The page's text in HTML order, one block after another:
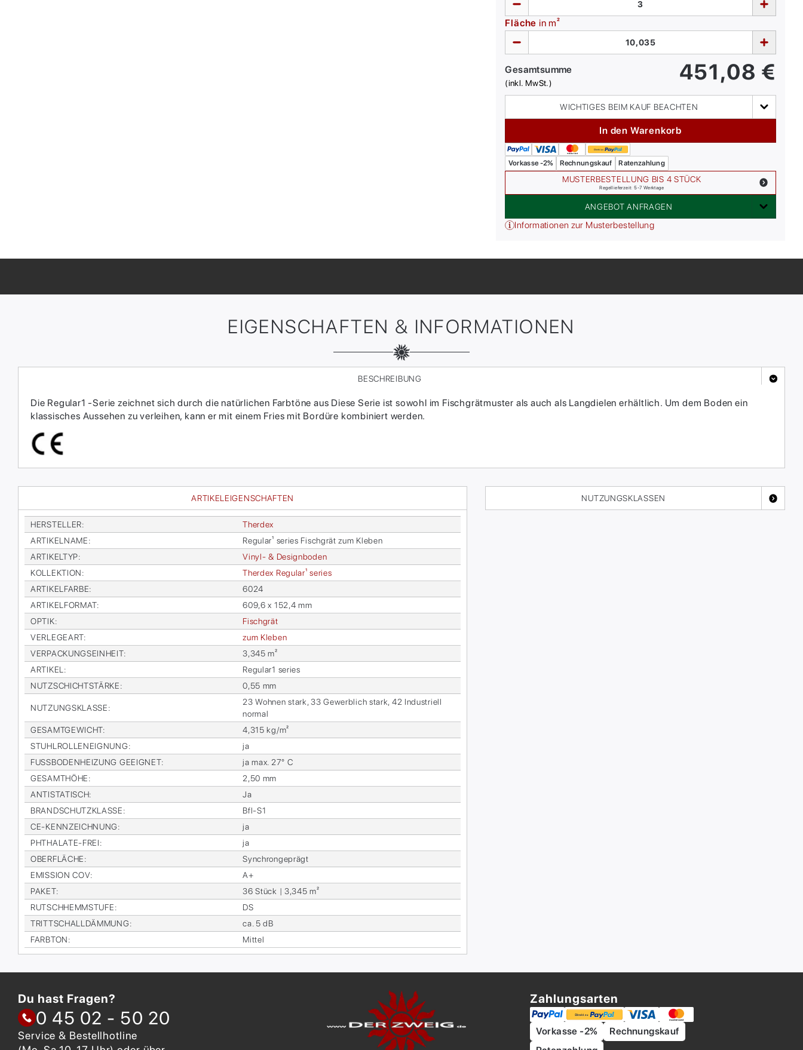
Fläche in m²
Gesamtsumme
(inkl. MwSt.) 451,08 €
WICHTIGES BEIM KAUF BEACHTEN
In den Warenkorb
Vorkasse -2% Rechnungskauf Ratenzahlung
MUSTERBESTELLUNG BIS 4 STÜCK
Regellieferzeit: 5-7 Werktage
ANGEBOT ANFRAGEN
Informationen zur Musterbestellung
EIGENSCHAFTEN & INFORMATIONEN
ARTIKELEIGENSCHAFTEN
HER­STEL­LER:
Therdex
AR­TI­KEL­NA­ME:
Re­gu­lar¹ se­ries Fisch­grät zum Kle­ben
AR­TI­KEL­TYP:
Vi­nyl- & De­sign­bo­den
KOL­LEK­TI­ON:
Therdex Re­gu­lar¹ se­ries
AR­TI­KEL­FAR­BE:
6024
AR­TI­KEL­FOR­MAT:
609,6 x 152,4 mm
OP­TIK:
Fisch­grät
VER­LE­GE­ART:
zum Kle­ben
VER­PA­CKUNGS­EIN­HEIT:
3,345 m²
AR­TI­KEL:
Re­gu­lar1 se­ries
NUTZ­SCHICHT­STÄR­KE: 0,55 mm
NUT­ZUNGS­KLAS­SE:
23 Woh­nen stark, 33 Ge­werb­lich stark, 42 In­dus­tri­ell
nor­mal
GE­SAMT­GE­WICHT:
4,315 kg/m²
STUHL­ROL­LEN­EIG­NUNG:
ja
FUSS­BO­DEN­HEI­ZUNG GE­EIG­NET:
ja max. 27° C
GE­SAMT­HÖ­HE:
2,50 mm
AN­TI­STA­TISCH:
Ja
BRAND­SCHUTZ­KLAS­SE:
Bfl-S1
CE-KENN­ZEICH­NUNG:
ja
PHTHA­LA­TE-FREI:
ja
OBER­FLÄ­CHE:
Syn­chron­ge­prägt
EMIS­SI­ON COV:
A+
PA­KET:
36 Stück | 3,345 m²
RUTSCH­HEMM­STU­FE:
DS
TRITT­SCHALL­DÄM­MUNG:
ca. 5 dB
FARB­TON: Mit­tel
BESCHREIBUNG
Die Regular1 -Serie zeichnet sich durch die natürlichen Farbtöne aus Diese Serie ist sowohl im Fischgrätmuster als auch als Langdielen erhältlich. Um dem Boden ein
klassisches Aussehen zu verleihen, kann er mit einem Fries mit Bordüre kombiniert werden.
NUTZUNGSKLASSEN
Du hast Fragen?
0 45 02 - 50 20
Service & Bestellhotline
Zahlungsarten
Vorkasse -2%
Rechnungskauf